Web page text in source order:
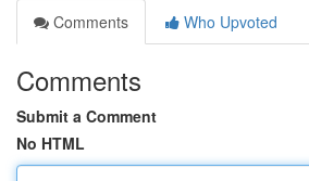
Comments
Who Upvoted
Comments
Submit a Comment
No HTML